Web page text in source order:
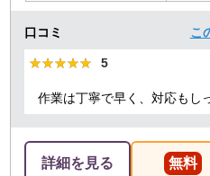
口コミ こ
★★★★★
★★★★★ 5
作業は丁寧で早く、対応もし
詳細を見る 無料